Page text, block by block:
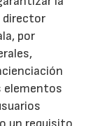
director
por
elementos